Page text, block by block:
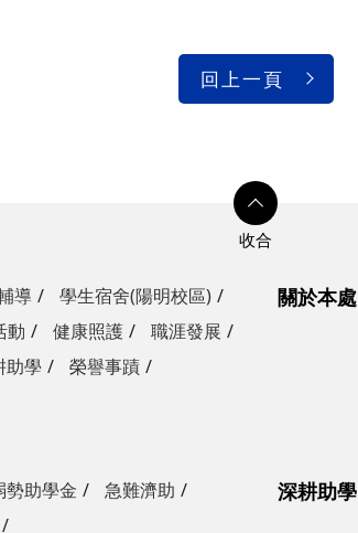
回上一頁
導
學生宿舍(陽明校區)
動 健康照護
職涯發展
助學
榮譽事蹟
關於本處
勢助學金
急難濟助
深耕助學